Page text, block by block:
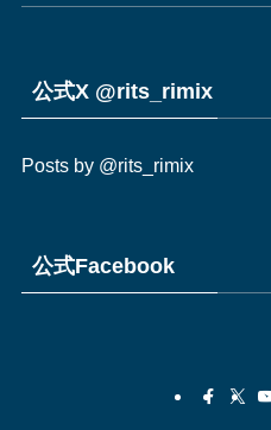
公式X @rits_rimix
Posts by @rits_rimix
公式Facebook